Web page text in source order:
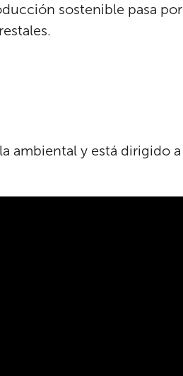
sostenible pasa por
ambiental y está dirigido a